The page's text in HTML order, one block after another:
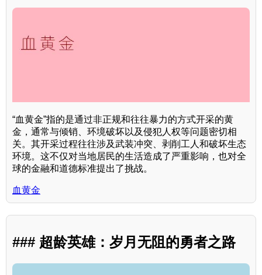
“血黄金”指的是通过非正规和往往暴力的方式开采的黄
金，通常与倾销、环境破坏以及侵犯人权等问题密切相
关。其开采过程往往涉及武装冲突、剥削工人和破坏生态
环境。这不仅对当地居民的生活造成了严重影响，也对全
球的金融和道德标准提出了挑战。
血黄金
### 超龄英雄：岁月无阻的勇者之路